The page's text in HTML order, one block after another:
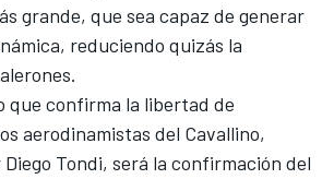
grande, que sea capaz de generar
reduciendo quizás la
que confirma la libertad de
aerodinamistas del Cavallino,
Tondi, será la confirmación del